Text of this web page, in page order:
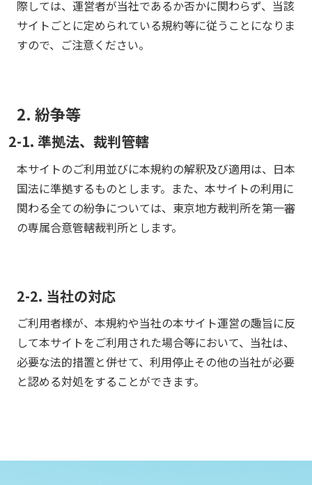
際しては、運営者が当社であるか否かに関わらず、当該
サイトごとに定められている規約等に従うことになりま
すので、ご注意ください。
2. 紛争等
2-1. 準拠法、裁判管轄
本サイトのご利用並びに本規約の解釈及び適用は、日本
国法に準拠するものとします。また、本サイトの利用に
関わる全ての紛争については、東京地方裁判所を第一審
の専属合意管轄裁判所とします。
2-2. 当社の対応
ご利用者様が、本規約や当社の本サイト運営の趣旨に反
して本サイトをご利用された場合等において、当社は、
必要な法的措置と併せて、利用停止その他の当社が必要
と認める対処をすることができます。